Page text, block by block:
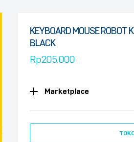
KEYBOARD MOUSE ROBOT
BLACK
Rp205.000
Marketplace